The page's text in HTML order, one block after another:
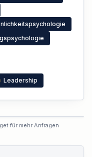
Leadership
für mehr Anfragen